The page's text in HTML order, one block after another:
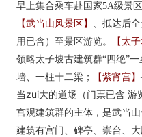
早上集合乘车赴国家5A级景
【武当山风景区】
、抵达后
用已含）至景区游览。
【太子
领略太子坡古建筑群“四绝”
墙、一柱十二梁；
【紫宵宫】
当zui大的道场（ 门票已含 游
宫观建筑群的主体，是武当
建筑有宫门、碑亭、崇台、